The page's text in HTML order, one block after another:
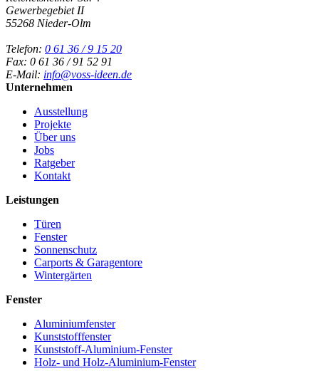
Gewerbegebiet II
55268 Nieder-Olm
Telefon: 0 61 36 / 9 15 20
Fax: 0 61 36 / 91 52 91
E-Mail: info@voss-ideen.de
Unternehmen
Ausstellung
Projekte
Über uns
Jobs
Ratgeber
Kontakt
Leistungen
Türen
Fenster
Sonnenschutz
Carports & Garagentore
Wintergärten
Fenster
Aluminiumfenster
Kunststofffenster
Kunststoff-Aluminium-Fenster
Holz- und Holz-Aluminium-Fenster